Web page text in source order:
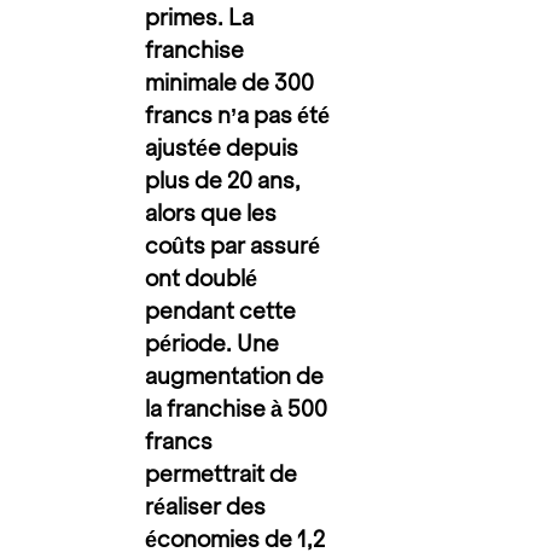
primes. La
franchise
minimale de 300
francs n’a pas été
ajustée depuis
plus de 20 ans,
alors que les
coûts par assuré
ont doublé
pendant cette
période. Une
augmentation de
la franchise à 500
francs
permettrait de
réaliser des
économies de 1,2